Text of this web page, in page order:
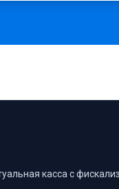
касса с